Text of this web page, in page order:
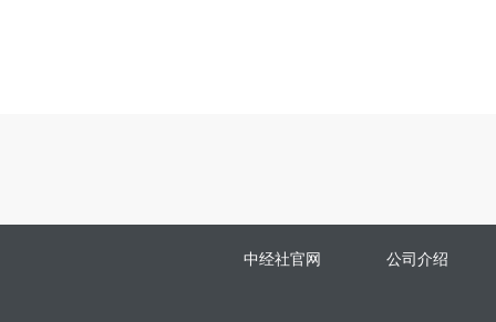
中经社官网 公司介绍